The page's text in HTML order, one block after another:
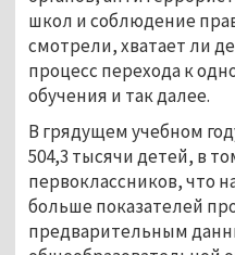
школ и соблюдение
смотрели, хватает ли
процесс перехода к
обучения и так далее.
В грядущем учебном
504,3 тысячи детей, в
первоклассников, что
больше показателей
предварительным